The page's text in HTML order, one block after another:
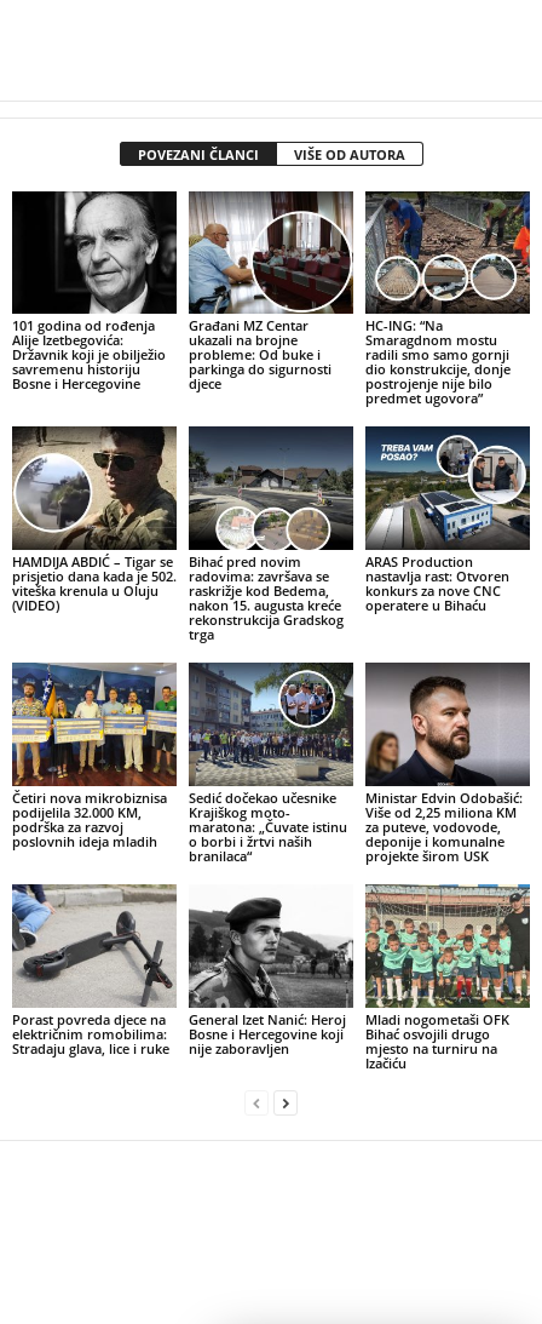
POVEZANI ČLANCI VIŠE OD AUTORA
101 godina od rođenja
Alije Izetbegovića:
Državnik koji je obilježio
savremenu historiju
Bosne i Hercegovine
Građani MZ Centar
ukazali na brojne
probleme: Od buke i
parkinga do sigurnosti
djece
HC-ING: “Na
Smaragdnom mostu
radili smo samo gornji
dio konstrukcije, donje
postrojenje nije bilo
predmet ugovora”
HAMDIJA ABDIĆ – Tigar se
prisjetio dana kada je 502.
viteška krenula u Oluju
(VIDEO)
Bihać pred novim
radovima: završava se
raskrižje kod Bedema,
nakon 15. augusta kreće
rekonstrukcija Gradskog
trga
ARAS Production
nastavlja rast: Otvoren
konkurs za nove CNC
operatere u Bihaću
Četiri nova mikrobiznisa
podijelila 32.000 KM,
podrška za razvoj
poslovnih ideja mladih
Sedić dočekao učesnike
Krajiškog moto-
maratona: „Čuvate istinu
o borbi i žrtvi naših
branilaca“
Ministar Edvin Odobašić:
Više od 2,25 miliona KM
za puteve, vodovode,
deponije i komunalne
projekte širom USK
Porast povreda djece na
električnim romobilima:
Stradaju glava, lice i ruke
General Izet Nanić: Heroj
Bosne i Hercegovine koji
nije zaboravljen
Mladi nogometaši OFK
Bihać osvojili drugo
mjesto na turniru na
Izačiću